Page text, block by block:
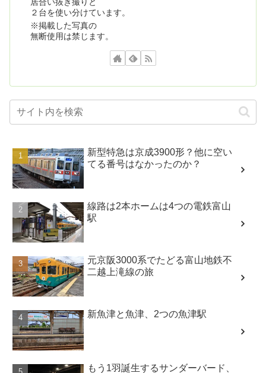
２台を使い分けています。
※掲載した写真の
無断使用は禁じます。
新型特急は京成3900形？他に空い
てる番号はなかったのか？
線路は2本ホームは4つの電鉄富山
駅
元京阪3000系でたどる富山地鉄不
二越上滝線の旅
新魚津と魚津、2つの魚津駅
もう1羽誕生するサンダーバード、